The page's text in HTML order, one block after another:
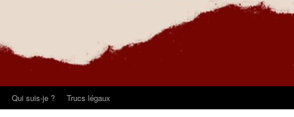
Qui suis-je ? Trucs légaux